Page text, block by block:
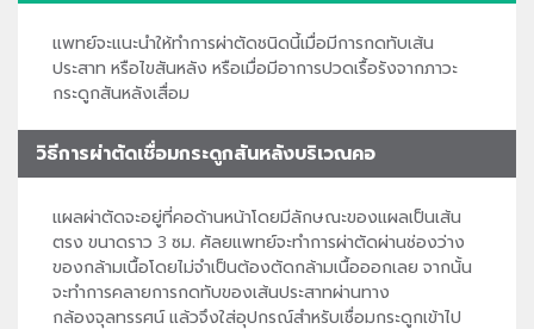
แพทย์จะแนะนำให้ทำการผ่าตัดชนิดนี้เมื่อมีการกดทับเส้น
ประสาท หรือไขสันหลัง หรือเมื่อมีอาการปวดเรื้อรังจากภาวะ
กระดูกสันหลังเสื่อม
วิธีการผ่าตัดเชื่อมกระดูกสันหลังบริเวณคอ
แผลผ่าตัดจะอยู่ที่คอด้านหน้าโดยมีลักษณะของแผลเป็นเส้น
ตรง ขนาดราว 3 ซม. ศัลยแพทย์จะทำการผ่าตัดผ่านช่องว่าง
ของกล้ามเนื้อโดยไม่จำเป็นต้องตัดกล้ามเนื้อออกเลย จากนั้น
จะทำการคลายการกดทับของเส้นประสาทผ่านทาง
กล้องจุลทรรศน์ แล้วจึงใส่อุปกรณ์สำหรับเชื่อมกระดูกเข้าไป